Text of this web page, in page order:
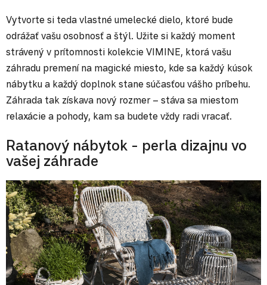
Vytvorte si teda vlastné umelecké dielo, ktoré bude
odrážať vašu osobnosť a štýl. Užite si každý moment
strávený v prítomnosti kolekcie VIMINE, ktorá vašu
záhradu premení na magické miesto, kde sa každý kúsok
nábytku a každý doplnok stane súčasťou vášho príbehu.
Záhrada tak získava nový rozmer – stáva sa miestom
relaxácie a pohody, kam sa budete vždy radi vracať.
Ratanový nábytok - perla dizajnu vo
vašej záhrade